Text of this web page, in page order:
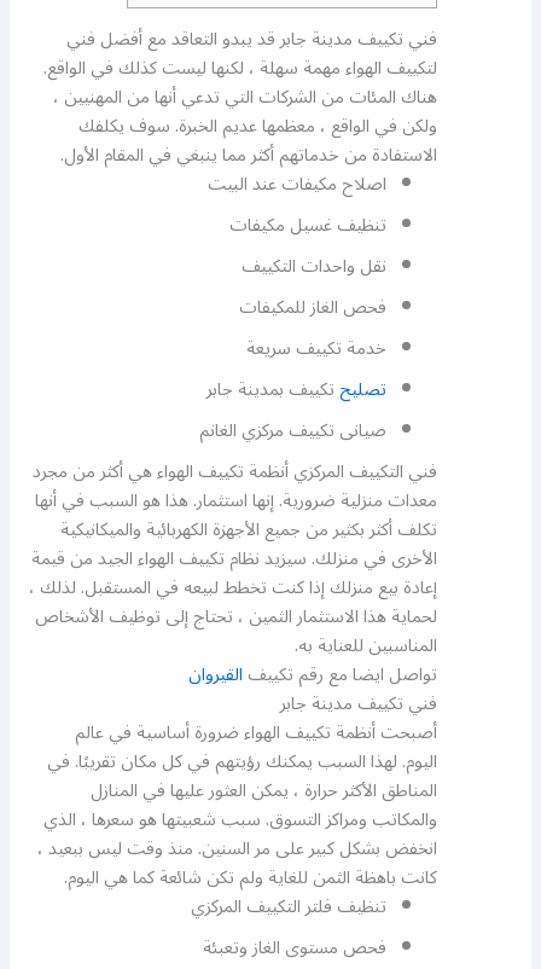
فني تكييف مدينة جابر قد يبدو التعاقد مع أفضل فني
لتكييف الهواء مهمة سهلة ، لكنها ليست كذلك في الواقع.
هناك المئات من الشركات التي تدعي أنها من المهنيين ،
ولكن في الواقع ، معظمها عديم الخبرة. سوف يكلفك
الاستفادة من خدماتهم أكثر مما ينبغي في المقام الأول.
اصلاح مكيفات عند البيت
تنظيف غسيل مكيفات
نقل واحدات التكييف
فحص الغاز للمكيفات
خدمة تكييف سريعة
تصليحتكييف بمدينة جابر
صيانى تكييف مركزي الغانم
فني التكييف المركزي أنظمة تكييف الهواء هي أكثر من مجرد
معدات منزلية ضرورية. إنها استثمار. هذا هو السبب في أنها
تكلف أكثر بكثير من جميع الأجهزة الكهربائية والميكانيكية
الأخرى في منزلك. سيزيد نظام تكييف الهواء الجيد من قيمة
إعادة بيع منزلك إذا كنت تخطط لبيعه في المستقبل. لذلك ،
لحماية هذا الاستثمار الثمين ، تحتاج إلى توظيف الأشخاص
المناسبين للعناية به.
تواصل ايضا مع رقم تكييفالقيروان
فني تكييف مدينة جابر
أصبحت أنظمة تكييف الهواء ضرورة أساسية في عالم
اليوم. لهذا السبب يمكنك رؤيتهم في كل مكان تقريبًا. في
المناطق الأكثر حرارة ، يمكن العثور عليها في المنازل
والمكاتب ومراكز التسوق. سبب شعبيتها هو سعرها ، الذي
انخفض بشكل كبير على مر السنين. منذ وقت ليس ببعيد ،
كانت باهظة الثمن للغاية ولم تكن شائعة كما هي اليوم.
تنظيف فلتر التكييف المركزي
فحص مستوى الغاز وتعبئة